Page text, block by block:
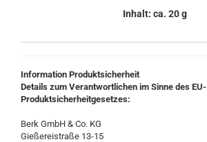
Inhalt: ca. 20 g
Information Produktsicherheit
Details zum Verantwortlichen im Sinne des EU-
Produktsicherheitgesetzes:
Berk GmbH & Co. KG
Gießereistraße 13-15